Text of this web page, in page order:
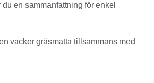
en sammanfattning för enkel
vacker gräsmatta tillsammans med